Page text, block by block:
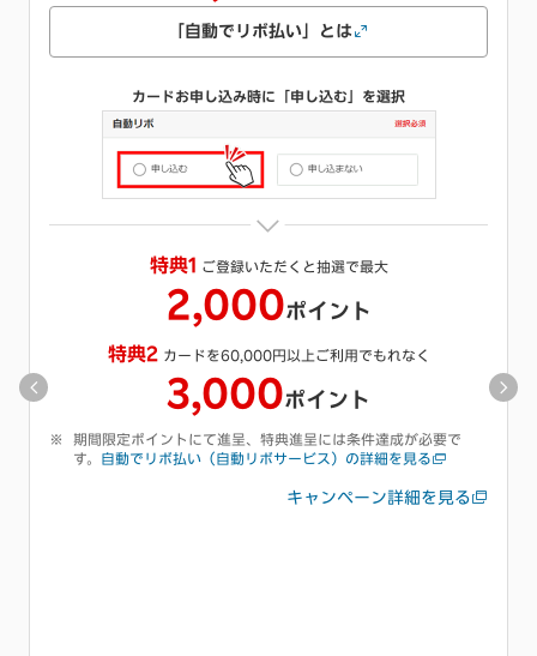
「自動でリボ払い」とは
カードお申し込み時に「申し込む」を選択
特典1 ご登録いただくと抽選で最大
2,000ポイント
特典2 カードを60,000円以上ご利用でもれなく
3,000ポイント
期間限定ポイントにて進呈、特典進呈には条件達成が必要で
す。 自動でリボ払い（自動リボサービス）の詳細を見る
キャンペーン詳細を見る